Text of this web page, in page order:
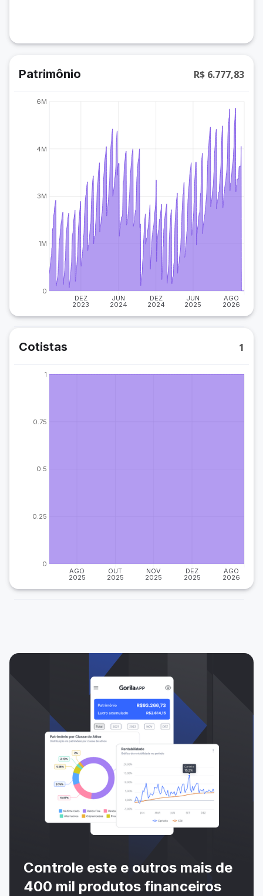
Patrimônio R$ 6.777,83
DEZ
2023
JUN
2024
DEZ
2024
JUN
2025
AGO
2026
0
1M
3M
4M
6M
Cotistas 1
AGO
2025
OUT
2025
NOV
2025
DEZ
2025
AGO
2026
0
0.25
0.5
0.75
1
Controle este e outros mais de
400 mil produtos financeiros